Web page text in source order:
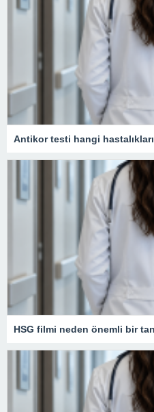
Antikor testi hangi
HSG filmi neden önemli bir